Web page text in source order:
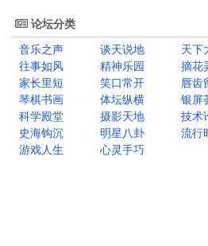
论坛分类
音乐之声
谈天说地 天下
往事如风
精神乐园 摘花
家长里短
笑口常开 唇齿
琴棋书画
体坛纵横 银屏
科学殿堂
摄影天地 技术
史海钩沉
明星八卦 流行
游戏人生
心灵手巧